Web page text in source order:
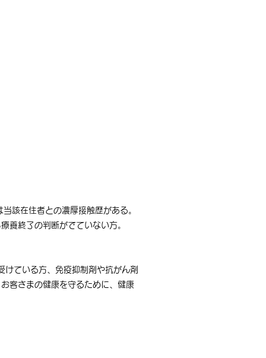
該在住者との濃厚接触歴がある。
養終了の判断がでていない方。
ている方、免疫抑制剤や抗がん剤
客さまの健康を守るために、健康